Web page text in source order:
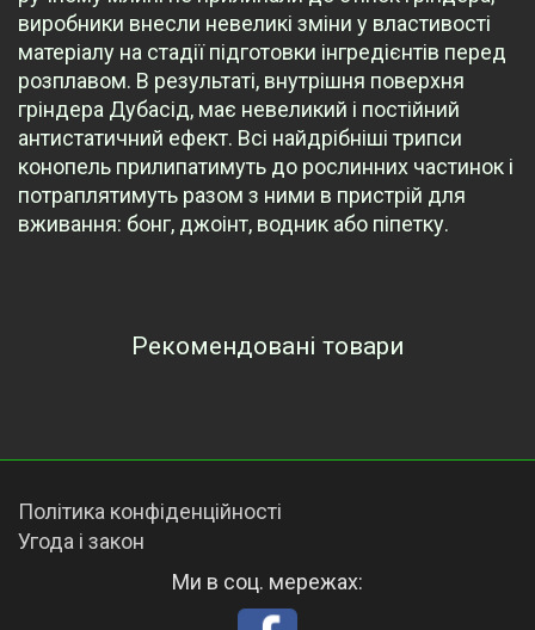
виробники внесли невеликі зміни у властивості
матеріалу на стадії підготовки інгредієнтів перед
розплавом. В результаті, внутрішня поверхня
гріндера Дубасід, має невеликий і постійний
антистатичний ефект. Всі найдрібніші трипси
конопель прилипатимуть до рослинних частинок і
потраплятимуть разом з ними в пристрій для
вживання: бонг, джоінт, водник або піпетку.
Рекомендовані товари
Політика конфіденційності
Угода і закон
Ми в соц. мережах: